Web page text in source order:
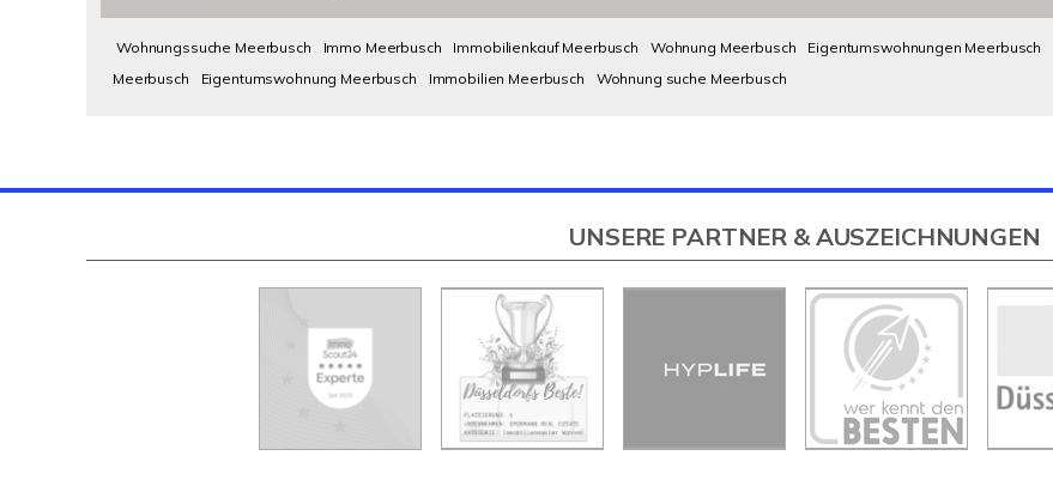
Wohnungssuche Meerbusch Immo Meerbusch Immobilienkauf Meerbusch Wohnung Meerbusch Eigentumswohnungen Meerbusch
Meerbusch
Eigentumswohnung Meerbusch Immobilien Meerbusch Wohnung suche Meerbusch
UNSERE PARTNER & AUSZEICHNUNGEN